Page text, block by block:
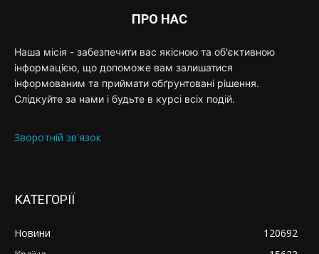
ПРО НАС
Наша місія - забезпечити вас якісною та об'єктивною
інформацією, що допоможе вам залишатися
інформованим та приймати обґрунтовані рішення.
Слідкуйте за нами і будьте в курсі всіх подій.
Зворотній зв'язок
КАТЕГОРІЇ
Новини
120692